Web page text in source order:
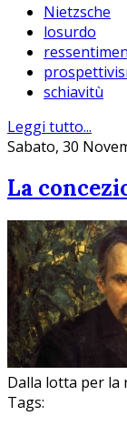
Nietzsche
losurdo
schiavitù
Leggi tutto...
Sabato, 30
La
Dalla lotta per la
Tags: